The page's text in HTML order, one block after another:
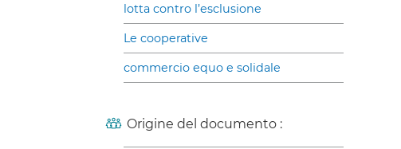
lotta contro l’esclusione
Le cooperative
commercio equo e solidale
Origine del documento :